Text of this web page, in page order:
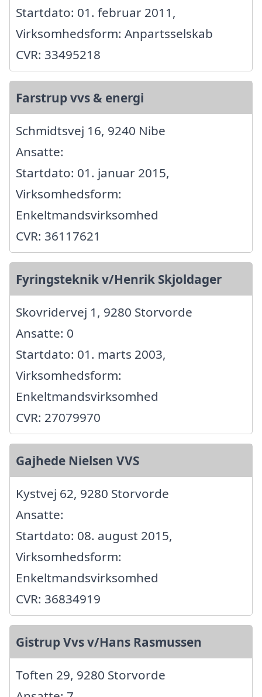
Startdato: 01. februar 2011,
Virksomhedsform: Anpartsselskab
CVR: 33495218
Farstrup vvs & energi
Schmidtsvej 16, 9240 Nibe
Ansatte:
Startdato: 01. januar 2015,
Virksomhedsform:
Enkeltmandsvirksomhed
CVR: 36117621
Fyringsteknik v/Henrik Skjoldager
Skovridervej 1, 9280 Storvorde
Ansatte: 0
Startdato: 01. marts 2003,
Virksomhedsform:
Enkeltmandsvirksomhed
CVR: 27079970
Gajhede Nielsen VVS
Kystvej 62, 9280 Storvorde
Ansatte:
Startdato: 08. august 2015,
Virksomhedsform:
Enkeltmandsvirksomhed
CVR: 36834919
Gistrup Vvs v/Hans Rasmussen
Toften 29, 9280 Storvorde